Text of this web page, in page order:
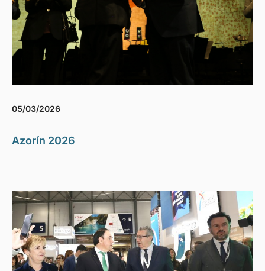
05/03/2026
Azorín 2026